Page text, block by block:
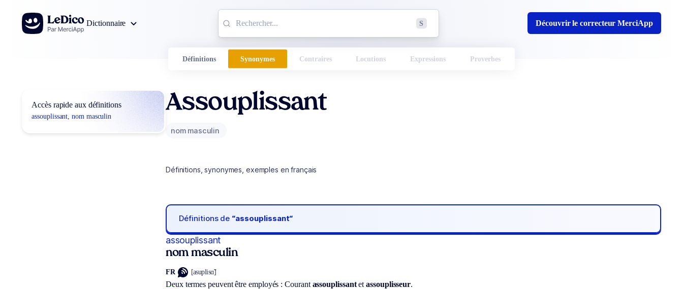
Aller au contenu
Dictionnaire
S Découvrir le correcteur MerciApp
Définitions Synonymes Contraires Locutions Expressions Proverbes
Accès rapide aux définitions
assouplissant, nom masculin
Assouplissant
nom masculin
Définitions, synonymes, exemples en français
Définitions de “assouplissant“
assouplissant
nom masculin
FR [asuplisɑ̃]
Deux termes peuvent être employés :Courant assouplissantetassouplisseur.